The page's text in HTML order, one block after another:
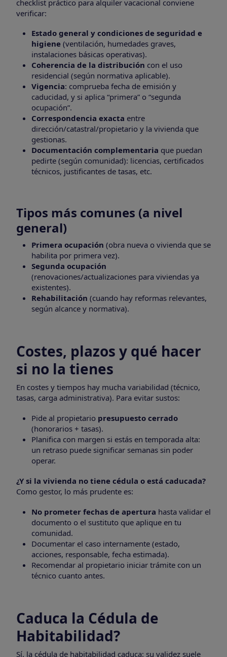
checklist práctico para alquiler vacacional conviene
verificar:
Estado general y condiciones de seguridad e
higiene (ventilación, humedades graves,
instalaciones básicas operativas).
Coherencia de la distribución con el uso
residencial (según normativa aplicable).
Vigencia: comprueba fecha de emisión y
caducidad, y si aplica “primera” o “segunda
ocupación”.
Correspondencia exacta entre
dirección/catastral/propietario y la vivienda que
gestionas.
Documentación complementaria que puedan
pedirte (según comunidad): licencias, certificados
técnicos, justificantes de tasas, etc.
Tipos más comunes (a nivel
general)
Primera ocupación (obra nueva o vivienda que se
habilita por primera vez).
Segunda ocupación
(renovaciones/actualizaciones para viviendas ya
existentes).
Rehabilitación (cuando hay reformas relevantes,
según alcance y normativa).
Costes, plazos y qué hacer
si no la tienes
En costes y tiempos hay mucha variabilidad (técnico,
tasas, carga administrativa). Para evitar sustos:
Pide al propietario presupuesto cerrado
(honorarios + tasas).
Planifica con margen si estás en temporada alta:
un retraso puede significar semanas sin poder
operar.
¿Y si la vivienda no tiene cédula o está caducada?
Como gestor, lo más prudente es:
No prometer fechas de apertura hasta validar el
documento o el sustituto que aplique en tu
comunidad.
Documentar el caso internamente (estado,
acciones, responsable, fecha estimada).
Recomendar al propietario iniciar trámite con un
técnico cuanto antes.
Caduca la Cédula de
Habitabilidad?
Sí, la cédula de habitabilidad caduca: su validez suele